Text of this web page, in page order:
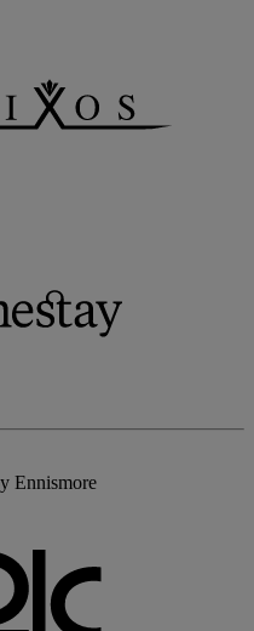
Ennismore